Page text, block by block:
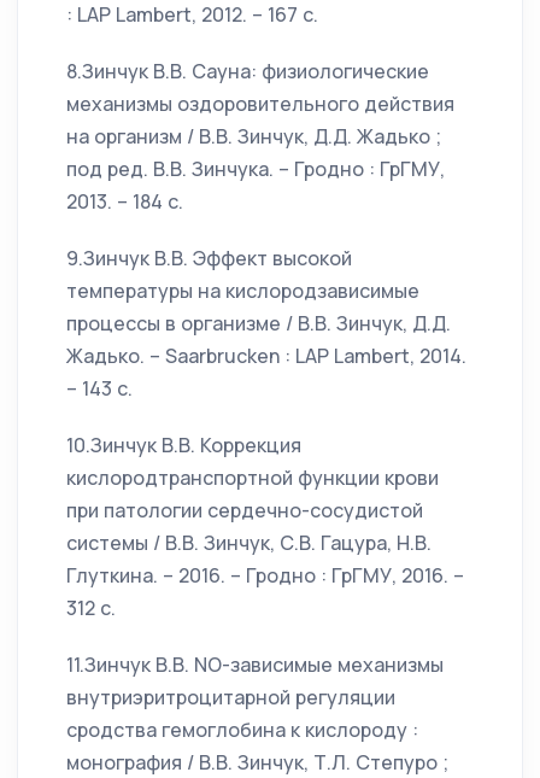
: LAP Lambert, 2012. – 167 с.
8.Зинчук В.В. Сауна: физиологические
механизмы оздоровительного действия
на организм / В.В. Зинчук, Д.Д. Жадько ;
под ред. В.В. Зинчука. – Гродно : ГрГМУ,
2013. – 184 с.
9.Зинчук В.В. Эффект высокой
температуры на кислородзависимые
процессы в организме / В.В. Зинчук, Д.Д.
Жадько. – Saarbruсken : LAP Lambert, 2014.
– 143 с.
10.Зинчук В.В. Коррекция
кислородтранспортной функции крови
при патологии сердечно-сосудистой
системы / В.В. Зинчук, С.В. Гацура, Н.В.
Глуткина. – 2016. – Гродно : ГрГМУ, 2016. –
312 с.
11.Зинчук В.В. NO-зависимые механизмы
внутриэритроцитарной регуляции
сродства гемоглобина к кислороду :
монография / В.В. Зинчук, Т.Л. Степуро ;